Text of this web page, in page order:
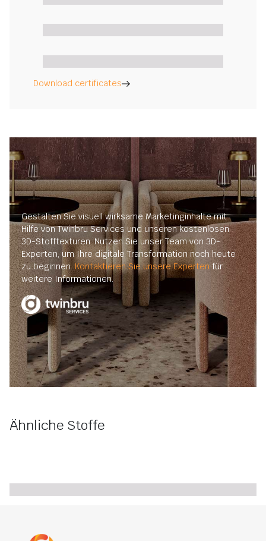
Download certificates
Gestalten Sie visuell wirksame Marketinginhalte mit
Hilfe von Twinbru Services und unseren kostenlosen
3D-Stofftexturen. Nutzen Sie unser Team von 3D-
Experten, um Ihre digitale Transformation noch heute
zu beginnen.Kontaktieren Sie unsere Expertenfür
weitere Informationen.
Ähnliche Stoffe